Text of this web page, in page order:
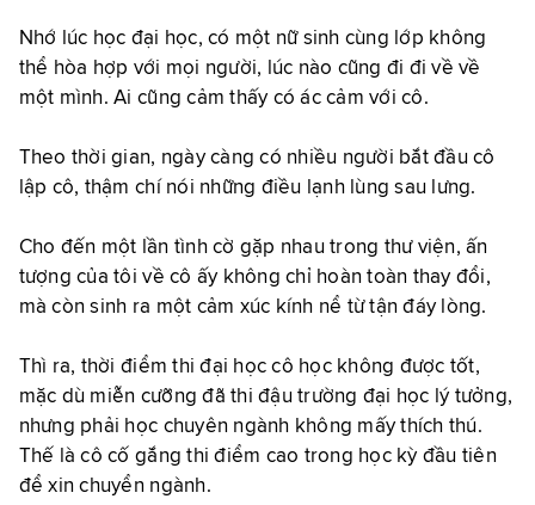
Nhớ lúc học đại học, có một nữ sinh cùng lớp không
thể hòa hợp với mọi người, lúc nào cũng đi đi về về
một mình. Ai cũng cảm thấy có ác cảm với cô.
Theo thời gian, ngày càng có nhiều người bắt đầu cô
lập cô, thậm chí nói những điều lạnh lùng sau lưng.
Cho đến một lần tình cờ gặp nhau trong thư viện, ấn
tượng của tôi về cô ấy không chỉ hoàn toàn thay đổi,
mà còn sinh ra một cảm xúc kính nể từ tận đáy lòng.
Thì ra, thời điểm thi đại học cô học không được tốt,
mặc dù miễn cưỡng đã thi đậu trường đại học lý tưởng,
nhưng phải học chuyên ngành không mấy thích thú.
Thế là cô cố gắng thi điểm cao trong học kỳ đầu tiên
để xin chuyển ngành.